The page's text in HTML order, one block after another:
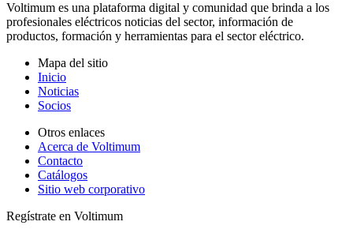
Voltimum es una plataforma digital y comunidad que brinda a los
profesionales eléctricos noticias del sector, información de
productos, formación y herramientas para el sector eléctrico.
Mapa del sitio
Inicio
Noticias
Socios
Otros enlaces
Acerca de Voltimum
Contacto
Catálogos
Sitio web corporativo
Regístrate en Voltimum